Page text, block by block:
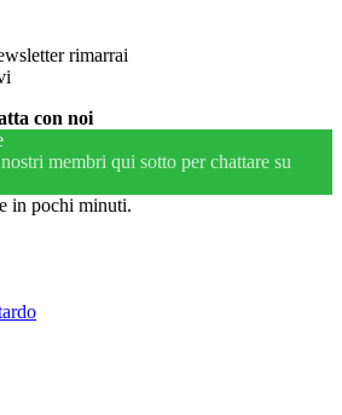
rimarrai
con noi
membri qui sotto per chattare su
in pochi minuti.